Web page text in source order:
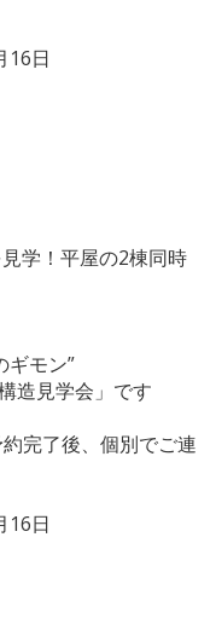
16日
学！平屋の2棟同時
ギモン”
造見学会」です
完了後、個別でご連
16日